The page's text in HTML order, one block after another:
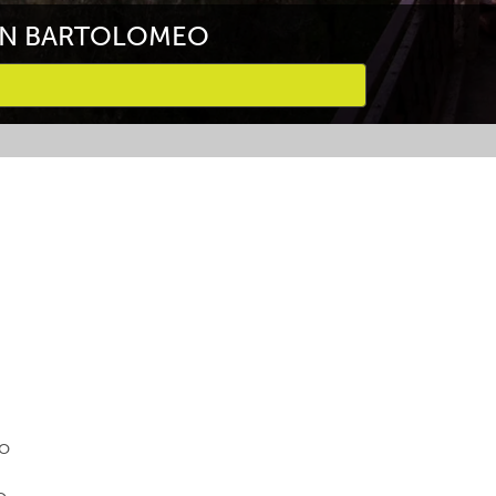
BARTOLOMEO